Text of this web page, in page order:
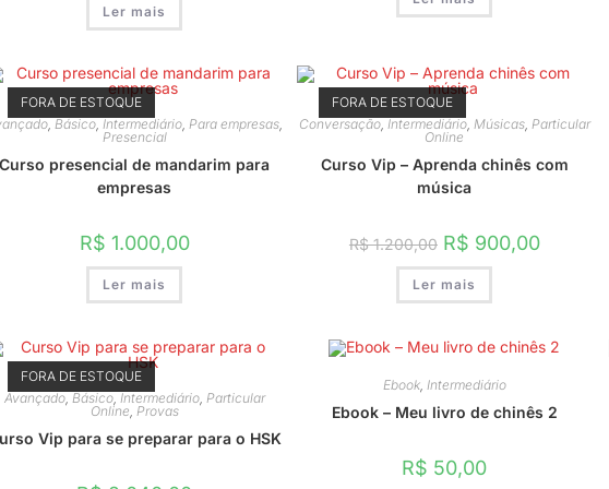
Ler mais
FORA DE ESTOQUE
, Básico, Intermediário, Para empresas,
Presencial
Curso presencial de mandarim para
empresas
R$ 1.000,00
Ler mais
FORA DE ESTOQUE
Conversação, Intermediário, Músicas, Particular
Online
Curso Vip – Aprenda chinês com
música
R$1.200,00 O
preço
original
era:
R$ 1.200,00.
R$ 900,00O
Ler mais
FORA DE ESTOQUE
Avançado,Básico,Intermediário, Particular
Online Provas
Vip para se preparar para o HSK
Ebook, Intermediário
Ebook – Meu livro de chinês 2
R$ 50,00